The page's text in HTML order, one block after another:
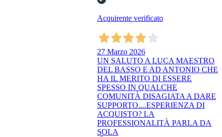
Acquirente verificato
27 Marzo 2026
UN SALUTO A LUCA MAESTRO
DEL BASSO E AD ANTONIO CHE
HA IL MERITO DI ESSERE
SPESSO IN QUALCHE
COMUNITÀ DISAGIATA A DARE
SUPPORTO....ESPERIENZA DI
ACQUISTO? LA
PROFESSIONALITÀ PARLA DA
SOLA